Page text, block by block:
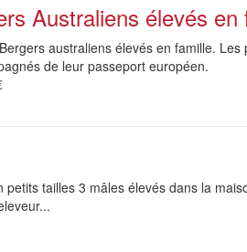
Australiens élevés en
australiens élevés en famille.
de leur passeport européen.
petits tailles 3 mâles élevés dans la